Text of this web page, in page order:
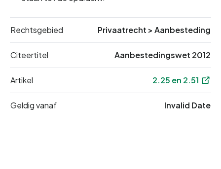
Rechtsgebied Privaatrecht > Aanbesteding
Citeertitel Aanbestedingswet 2012
Artikel 2.25 en 2.51
Geldig vanaf Invalid Date